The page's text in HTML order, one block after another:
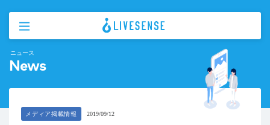
ニュース
News
メディア掲載情報 2019/09/12